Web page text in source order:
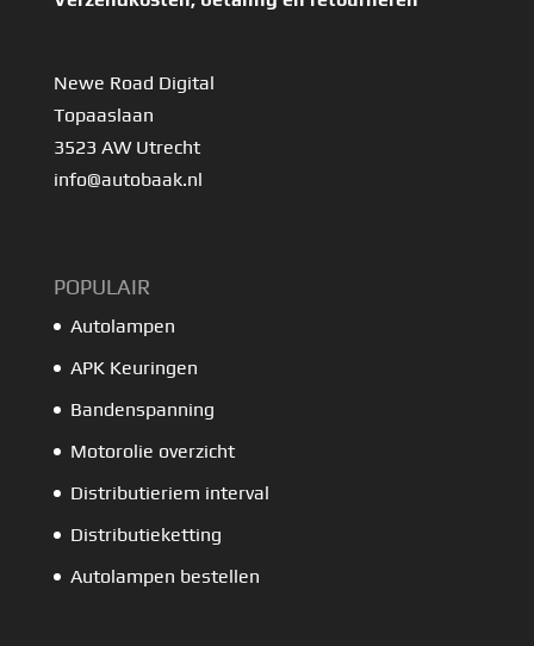
Newe Road Digital
Topaaslaan
3523 AW Utrecht
info@autobaak.nl
POPULAIR
Autolampen
APK Keuringen
Bandenspanning
Motorolie overzicht
Distributieriem interval
Distributieketting
Autolampen bestellen